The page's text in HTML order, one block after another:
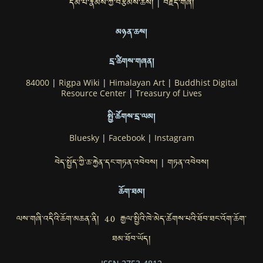
དམ་པ་རྣམས་ཀྱི་བརྩམས་ཆོས། བརྗོད་གཞི།
མཉན་ཆས།
དྲ་ཚིགས་གཞན།
84000| Rigpa Wiki Himalayan Art| Buddhist Digital
Resource Center
Treasury of Lives
སྤྱི་ཚོགས་དྲ་ལམ།
Bluesky| Facebook| Instagram
བེད་སྤྱོད་ཀྱི་ཆ་རྐྱེན་དང་གཏན་འབེབས། གཏན་འབེབས།
ཆོག་ཐམ།
ལས་གཞི་འདིའི་ཆོག་མཆན་ནི། 4.0 རྒྱལ་སྤྱིའི་ཁེ་མེད་ཚོགས་པའི་ཐོབ་ཐང་འོག་ཆོག་
ཐམ་ཐོབ་ཡོད།